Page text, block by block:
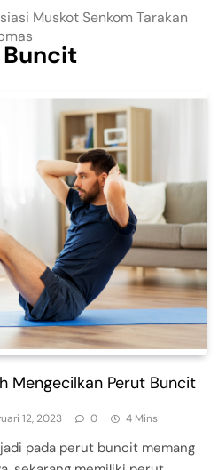
Buncit
Mengecilkan Perut Buncit
12, 2023 0 4 Mins
pada perut buncit memang
Muskot Senkom Tarakan